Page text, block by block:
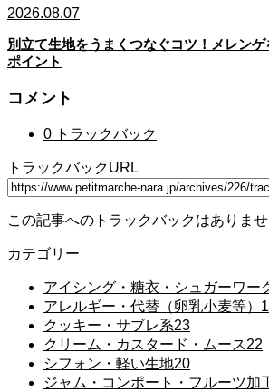
2026.08.07
別立て生地をうまくつなぐコツ！メレン
ポイント
コメント
0 トラックバック
トラックバックURL
この記事へのトラックバックはありませ
カテゴリー
アイシング・糖衣・シュガーワー
アレルギー・代替（卵乳小麦等）
クッキー・サブレ系23
クリーム・カスタード・ムース22
シフォン・軽い生地20
ジャム・コンポート・フルーツ加